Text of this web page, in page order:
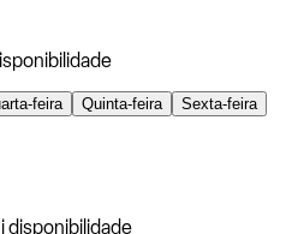
feira Quinta-feira
Sexta-feira
disponibilidade